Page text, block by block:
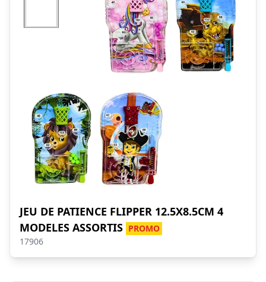
JEU DE PATIENCE FLIPPER 12.5X8.5CM 4
MODELES ASSORTIS PROMO
17906